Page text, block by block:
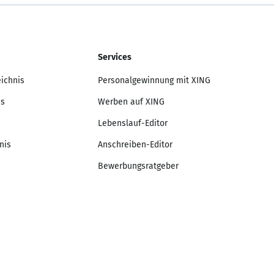
Services
Personalgewinnung mit XING
Werben auf XING
Lebenslauf-Editor
Anschreiben-Editor
Bewerbungsratgeber